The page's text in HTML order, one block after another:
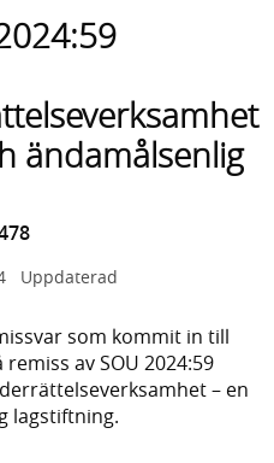
ändamålsenlig
Uppdaterad
som kommit in till
av SOU 2024:59
– en
lagstiftning.